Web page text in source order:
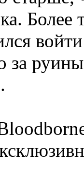
Более
за